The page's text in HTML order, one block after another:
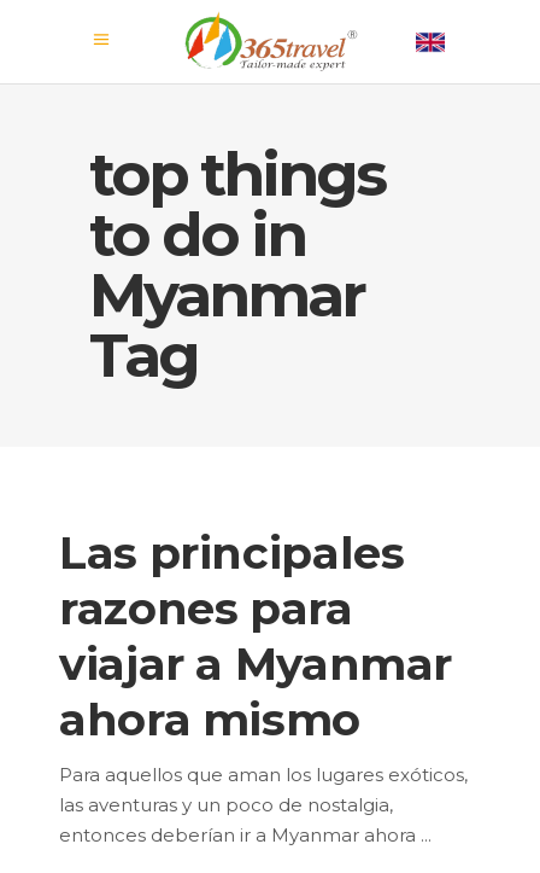
top things
to do in
Myanmar
Tag
Las principales
razones para
viajar a Myanmar
ahora mismo
Para aquellos que aman los lugares exóticos,
las aventuras y un poco de nostalgia,
entonces deberían ir a Myanmar ahora